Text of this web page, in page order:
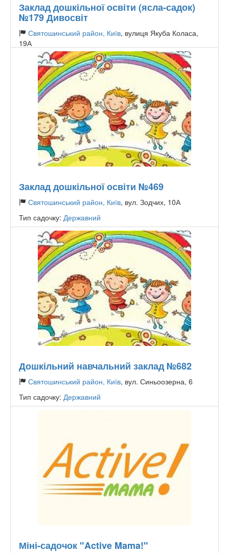
Заклад дошкільної освіти (ясла-садок)
№179 Дивосвіт
Святошинський район, Київ, вулиця Якуба Коласа,
19А
Тип садочку:Державний
Заклад дошкільної освіти №469
Святошинський район, Київ, вул. Зодчих, 10А
Тип садочку: Державний
Дошкільний навчальний заклад №682
Святошинський район, Київ, вул. Синьоозерна, 6
Тип садочку: Державний
Міні-садочок "Active Mama!"